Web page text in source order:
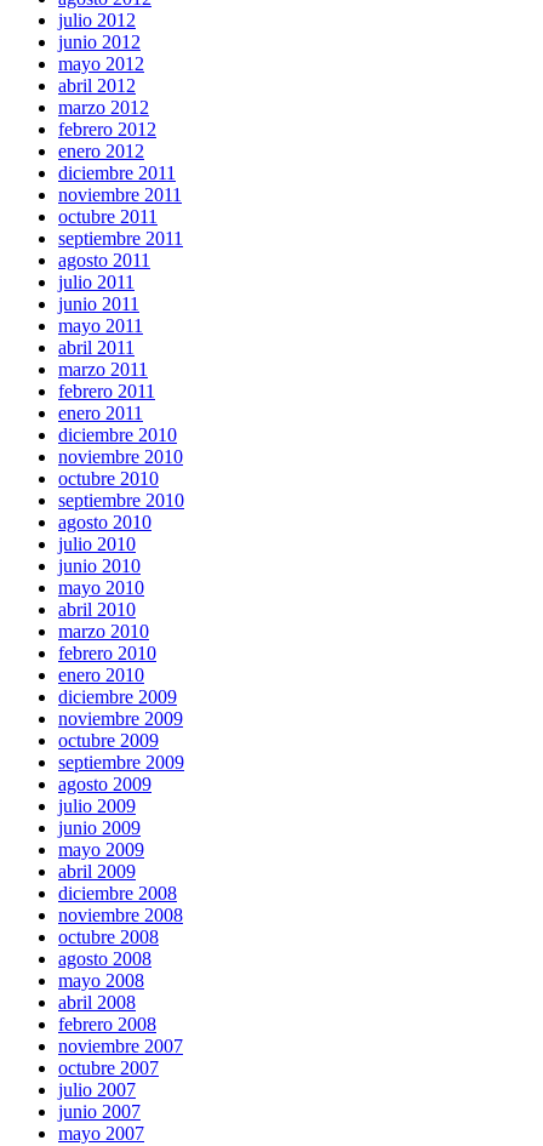
julio 2012
junio 2012
mayo 2012
abril 2012
marzo 2012
febrero 2012
enero 2012
diciembre 2011
noviembre 2011
octubre 2011
septiembre 2011
agosto 2011
julio 2011
junio 2011
mayo 2011
abril 2011
marzo 2011
febrero 2011
enero 2011
diciembre 2010
noviembre 2010
octubre 2010
septiembre 2010
agosto 2010
julio 2010
junio 2010
mayo 2010
abril 2010
marzo 2010
febrero 2010
enero 2010
diciembre 2009
noviembre 2009
octubre 2009
septiembre 2009
agosto 2009
julio 2009
junio 2009
mayo 2009
abril 2009
diciembre 2008
noviembre 2008
octubre 2008
agosto 2008
mayo 2008
abril 2008
febrero 2008
noviembre 2007
octubre 2007
julio 2007
junio 2007
mayo 2007